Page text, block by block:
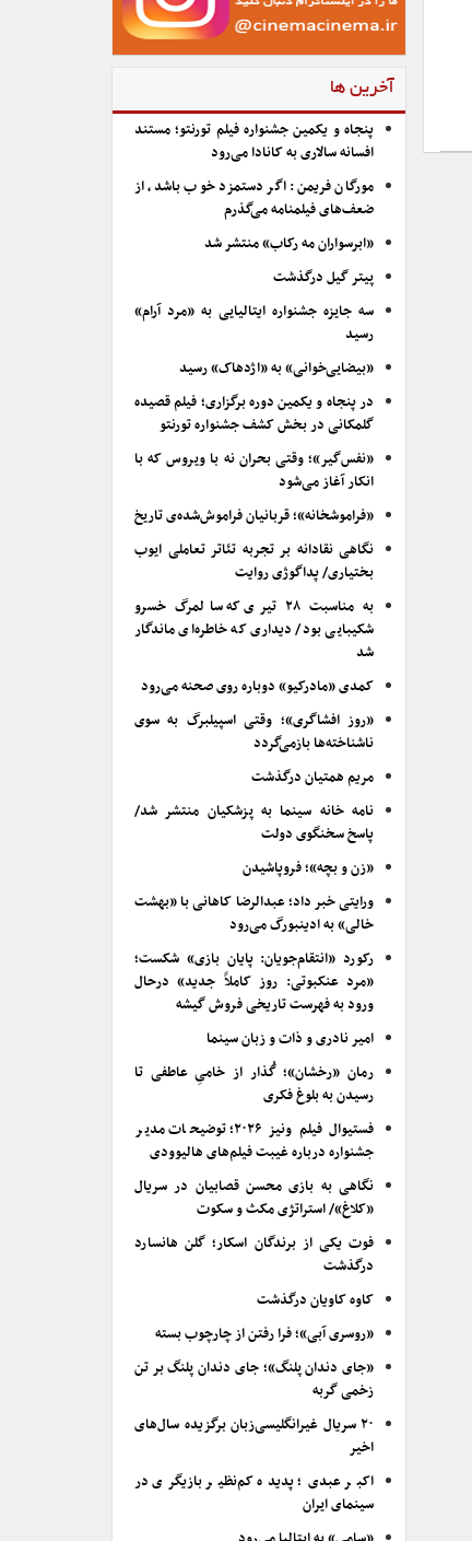
آخرین ها
پنجاه و یکمین جشنواره فیلم تورنتو؛ مستند
افسانه سالاری به کانادا می‌رود
مورگان فریمن: اگر دستمزد خوب باشد، از
ضعف‌های فیلمنامه می‌گذرم
«ابرسواران مه رکاب» منتشر شد
پیتر گیل درگذشت
سه جایزه جشنواره ایتالیایی به «مرد آرام»
رسید
«بیضایی‌خوانی» به «اژدهاک» رسید
در پنجاه و یکمین دوره برگزاری؛ فیلم قصیده
گلمکانی در بخش کشف جشنواره تورنتو
«نفس‌گیر»؛ وقتی بحران نه با ویروس که با
انکار آغاز می‌شود
«فراموشخانه»؛ قربانیان فراموش‌شده‌ی تاریخ
نگاهی نقادانه بر تجربه تئاتر تعاملی ایوب
بختیاری/ پداگوژی روایت
به مناسبت ۲۸ تیری که سالمرگ خسرو
شکیبایی بود/ دیداری که خاطره‌ای ماندگار
شد
کمدی «مادرکیو» دوباره روی صحنه می‌رود
«روز افشاگری»؛ وقتی اسپیلبرگ به سوی
ناشناخته‌ها بازمی‌گردد
مریم همتیان درگذشت
نامه خانه سینما به پزشکیان منتشر شد/
پاسخ سخنگوی دولت
«زن و بچه»؛ فروپاشیدن
ورایتی خبر داد؛ عبدالرضا کاهانی با «بهشت
خالی» به ادینبورگ می‌رود
رکورد «انتقام‌جویان: پایان بازی» شکست؛
«مرد عنکبوتی: روز کاملاً جدید» درحال
ورود به فهرست تاریخی فروش گیشه
امیر نادری و ذات و زبان سینما
رمان «رخشان»؛ گُذار از خامیِ عاطفی تا
رسیدن به بلوغ فکری
فستیوال فیلم ونیز ۲۰۲۶؛ توضیحات مدیر
جشنواره درباره غیبت فیلم‌های هالیوودی
نگاهی به بازی محسن قصابیان در سریال
«کلاغ»/ استراتژی مکث و سکوت
فوت یکی از برندگان اسکار؛ گلن هانسارد
درگذشت
کاوه کاویان درگذشت
«روسری آبی»؛ فرا رفتن از چارچوب بسته
«جای دندان پلنگ»؛ جای دندان پلنگ بر تن
زخمی گربه
۲۰ سریال غیرانگلیسی‌زبان برگزیده سال‌های
اخیر
اکبر عبدی؛ پدیده کم‌نظیر بازیگری در
سینمای ایران